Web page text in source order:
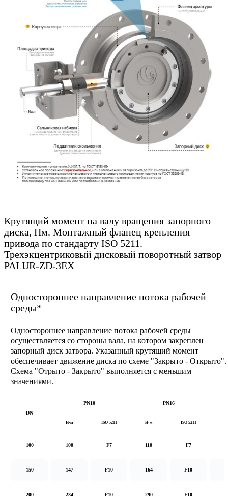
Крутящий момент на валу вращения запорного
диска, Нм. Монтажный фланец крепления
привода по стандарту ISO 5211.
Трехэкцентриковый дисковый поворотный затвор
PALUR-ZD-3EX
Одностороннее направление потока рабочей
среды*
Одностороннее направление потока рабочей среды
осуществляется со стороны вала, на котором закреплен
запорный диск затвора. Указанный крутящий момент
обеспечивает движение диска по схеме "Закрыто - Открыто".
Схема "Отрыто - Закрыто" выполняется с меньшим
значениями.
DN
PN10 PN16
Н·м ISO 5211 Н·м ISO 5211
100 100 F7 110 F7
150 147 F10 164 F10
200 234 F10 290 F10